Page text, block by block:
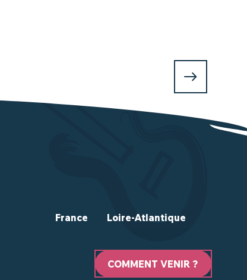
COMMENT VENIR ?
France Loire-Atlantique